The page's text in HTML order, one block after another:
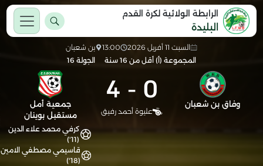
الرابطة الولائية لكرة القدم
البليدة
السبت 11 أفريل 2026 13:00
بن شعبان
المجموعة (أ) أقل من 16 سنة
الجولة 16
وفاق بن شعبان 0
-
4
عليوة أحمد رفيق
جمعية أمل
مستقبل بوينان
كرفي محمد علاء الدين
(11')
قاسيمي مصطفي الامين
(18')